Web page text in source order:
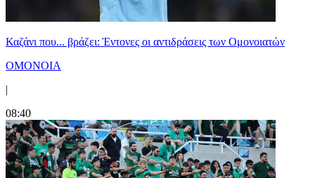
Καζάνι που... βράζει: Έντονες οι αντιδράσεις των Ομονοιατών
ΟΜΟΝΟΙΑ
|
08:40